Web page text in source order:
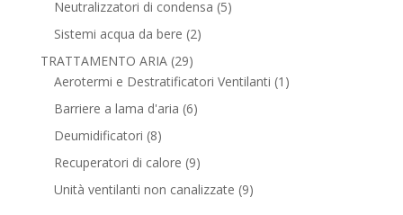
Neutralizzatori di condensa 55
Sistemi acqua da bere 22
TRATTAMENTO ARIA 2929
prodotti
Aerotermi e Destratificatori Ventilanti 1 1
Barriere a lama d'aria 66
Deumidificatori 88
prodotti
Recuperatori di calore 99
prodotti
Unità ventilanti non canalizzate 99